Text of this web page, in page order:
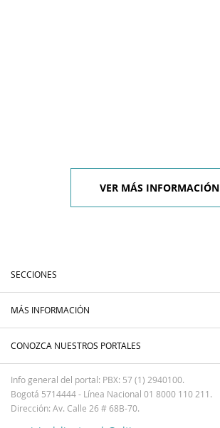
VER MÁS INFORMACIÓN
SECCIONES
MÁS INFORMACIÓN
CONOZCA NUESTROS PORTALES
Info general del portal: PBX: 57 (1) 2940100.
Bogotá 5714444 - Línea Nacional 01 8000 110 211.
Dirección: Av. Calle 26 # 68B-70.